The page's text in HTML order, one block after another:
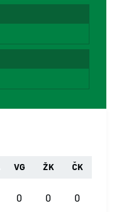
VG ŽK ČK
0 0 0